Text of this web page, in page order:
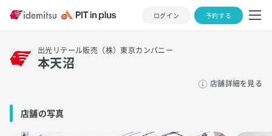
ログイン 予約する
出光リテール販売（株）東京カンパニー
本天沼
店舗詳細を見る
店舗の写真